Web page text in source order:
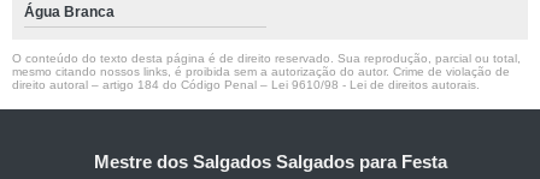
Água Branca
O conteúdo do texto desta página é de direito reservado. Sua reprodução, parcial ou total,
mesmo citando nossos links, é proibida sem a autorização do autor. Crime de violação de
direito autoral – artigo 184 do Código Penal – Lei 9610/98 - Lei de direitos autorais
Mestre dos Salgados Salgados para Festa